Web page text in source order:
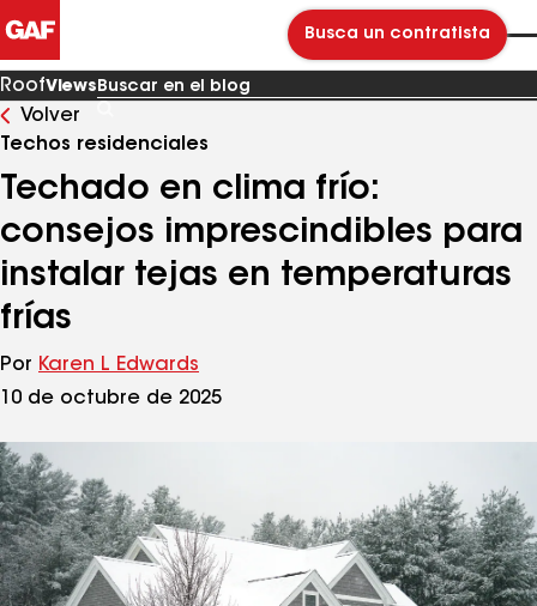
Busca un contratista
RoofViews
en
blog
Volver
Techos residenciales
Techado en clima frío:
consejos imprescindibles para
instalar tejas en temperaturas
frías
Por Karen L Edwards
10 de octubre de 2025